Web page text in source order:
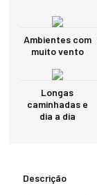
Ambientes com
muito vento
Longas
caminhadas e
dia a dia
Descrição